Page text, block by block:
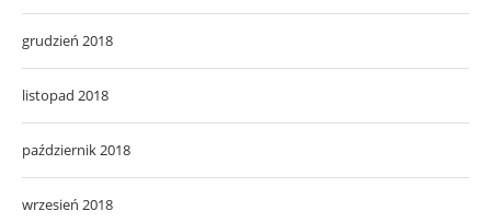
grudzień 2018
listopad 2018
październik 2018
wrzesień 2018